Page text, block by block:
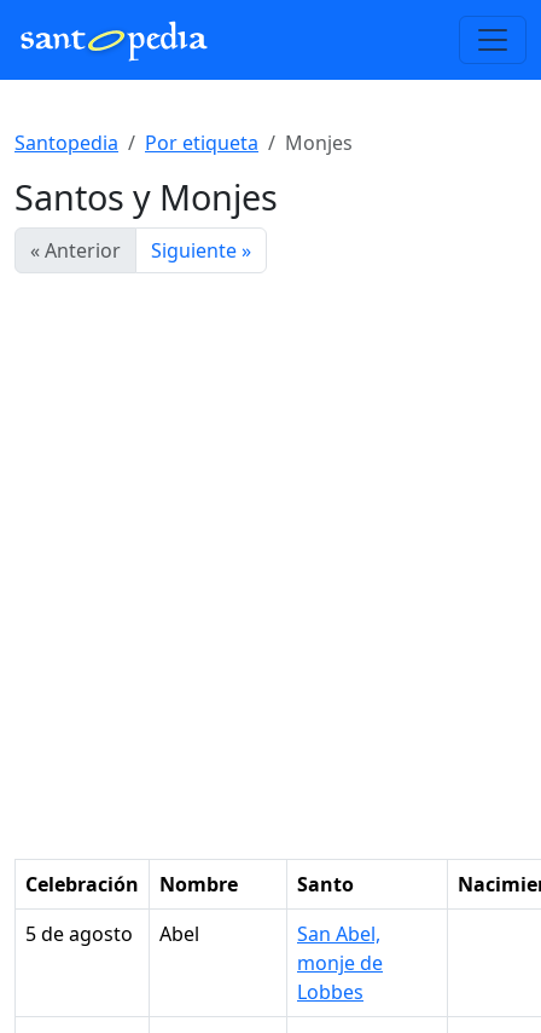
Santopedia Por etiqueta Monjes
Santos y Monjes
« Anterior Siguiente »
Celebración Nombre Santo
5 de agosto
Abel
San Abel,
monje de
Lobbes